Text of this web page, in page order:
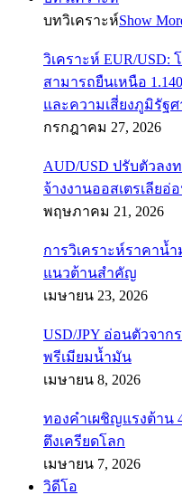
บทวิเคราะห์Show
วิเคราะห์ EUR/
สามารถยืนเหนือ
และความเสี่ยงภูมิรัฐศ
กรกฎาคม 27, 2026
AUD/USD ปรับตัวลง
จ้างงานออสเตรเลียอ่
พฤษภาคม 21, 2026
การวิเคราะห์ราคาน้
แนวต้านสำคัญ
เมษายน 23, 2026
USD/JPY อ่อนตัวจาก
พรีเมียมน้ำมัน
เมษายน 8, 2026
ทองคำเผชิญแรงต้าน
ตึงเครียดโลก
เมษายน 7, 2026
วิดีโอ